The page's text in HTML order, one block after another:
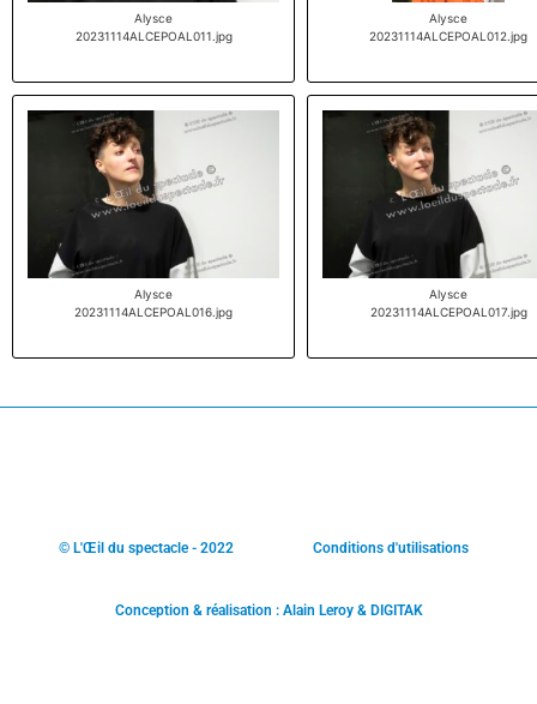
Alysce
20231114ALCEPOAL011.jpg
Alysce
20231114ALCEPOAL012.jpg
Alysce
20231114ALCEPOAL016.jpg
Alysce
20231114ALCEPOAL017.jpg
© L'Œil du spectacle - 2022 Conditions d'utilisations
Conception & réalisation : Alain Leroy & DIGITAK